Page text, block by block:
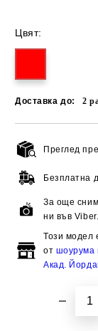
Цвят:
Доставка до: 2
Преглед
Безплатна
За още
ни във Viber.
Този модел
от шоурума
Акад.